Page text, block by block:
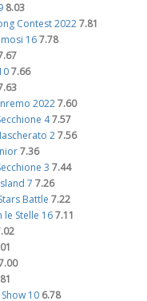
8.03
Contest 2022 7.81
16 7.78
7.66
2022 7.60
47.57
2 7.56
7.36
3 7.44
7 7.26
Battle 7.22
le Stelle 16 7.11
10 6.78